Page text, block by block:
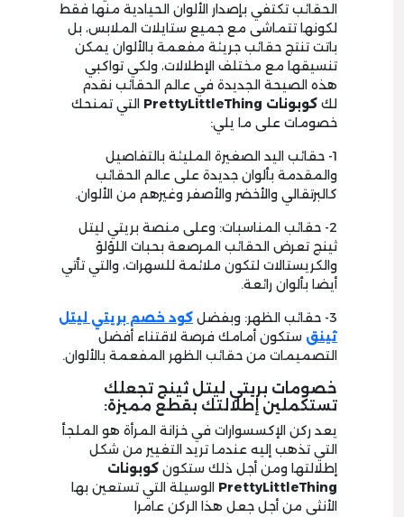
الحقائب تكتفي بإصدار الألوان الحيادية منها فقط
لكونها تتماشى مع جميع ستايلات الملابس، بل
باتت تنتج حقائب جريئة مفعمة بالألوان يمكن
تنسيقها مع مختلف الإطلالات، ولكي تواكبي
هذه الصيحة الجديدة في عالم الحقائب نقدم
لك كوبونات PrettyLittleThing
التي تمنحك
خصومات على ما يلي:
1- حقائب اليد الصغيرة المليئة بالتفاصيل
والمقدمة بألوان جديدة على عالم الحقائب
كالبرتقالي والأخضر والأصفر وغيرهم من الألوان.
2- حقائب المناسبات: وعلى منصة بريتي ليتل
ثينج تعرض الحقائب المرصعة بحبات اللؤلؤ
والكريستالات لتكون ملائمة للسهرات، والتي تأتي
أيضا بألوان رائعة.
3- حقائب الظهر: وبفضل
كود خصم بريتي ليتل
ثينق ستكون أمامك فرصة لاقتناء أفضل
التصميمات من حقائب الظهر المفعمة بالألوان.
خصومات بريتي ليتل ثينج تجعلك
تستكملين إطلالتك بقطع مميزة:
يعد ركن الإكسسوارات في خزانة المرأة هو الملجأ
التي تذهب إليه عندما تريد التغيير من شكل
إطلالتها ومن أجل ذلك ستكون كوبونات
PrettyLittleThing الوسيلة التي تستعين بها
الأنثى من أجل جعل هذا الركن عامرا